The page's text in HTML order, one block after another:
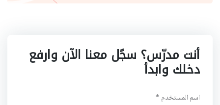
أنت مدرّس؟ سجًل معنا الآن وارفع
دخلك وابدأ
اسم المستخدم *